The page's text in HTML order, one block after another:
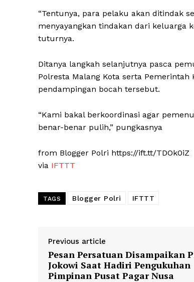
“Tentunya, para pelaku akan ditindak
menyayangkan tindakan dari keluarga
tuturnya.
Ditanya langkah selanjutnya pasca
Polresta Malang Kota serta
pendampingan bocah tersebut.
“Kami bakal berkoordinasi agar
benar-benar pulih,” pungkasnya
from Blogger Polri https://ift.tt/TDOk0iZ
via IFTTT
TAGS Blogger Polri IFTTT
Previous article
Pesan Persatuan Disampaikan
Jokowi Saat Hadiri Pengukuhan
Pimpinan Pusat Pagar Nusa